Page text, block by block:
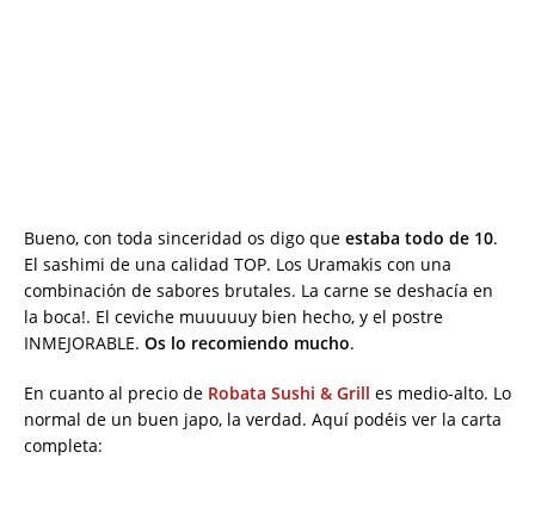
Bueno, con toda sinceridad os digo que estaba todo de 10.
El sashimi de una calidad TOP. Los Uramakis con una
combinación de sabores brutales. La carne se deshacía en
la boca!. El ceviche muuuuuy bien hecho, y el postre
INMEJORABLE. Os lo recomiendo mucho.
En cuanto al precio de Robata Sushi & Grill es medio-alto. Lo
normal de un buen japo, la verdad. Aquí podéis ver la carta
completa: